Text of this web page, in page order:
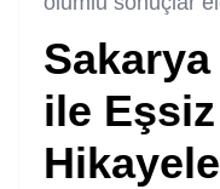
Sakarya
ile Eşsiz